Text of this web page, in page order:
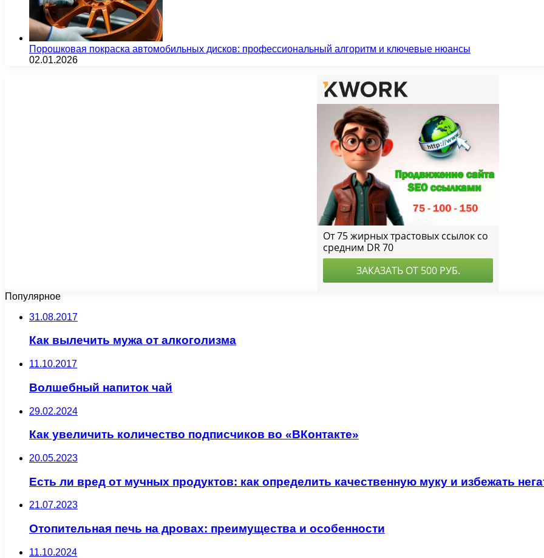
Порошковая покраска автомобильных дисков: профессиональный алгоритм и ключевые нюансы
02.01.2026
Популярное
31.08.2017
Как вылечить мужа от алкоголизма
11.10.2017
Волшебный напиток чай
29.02.2024
Как увеличить количество подписчиков во «ВКонтакте»
20.05.2023
Есть ли вред от мучных продуктов: как определить качественную муку и избежать
21.07.2023
Отопительная печь на дровах: преимущества и особенности
11.10.2024